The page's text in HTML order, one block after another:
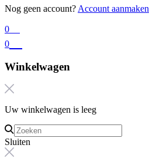
Nog geen account? Account aanmaken
0
0
Winkelwagen
Uw winkelwagen is leeg
Sluiten